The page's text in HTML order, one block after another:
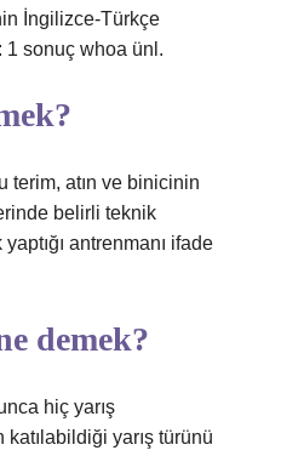
İngilizce-Türkçe
1 sonuç whoa ünl.
terim, atın ve binicinin
belirli teknik
antrenmanı ifade
demek?
hiç yarış
katılabildiği yarış türünü